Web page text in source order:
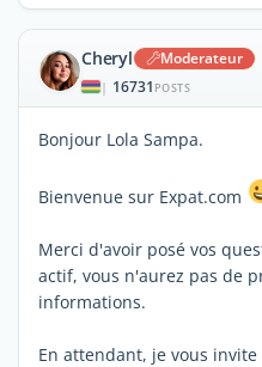
Cheryl Moderateur
| 16731 POSTS
Bonjour Lola Sampa.
Bienvenue sur Expat.com
Merci d'avoir posé vos
actif, vous n'aurez pas de
informations.
En attendant, je vous